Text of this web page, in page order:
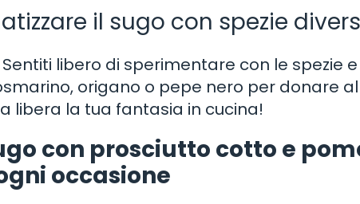
il sugo con spezie
libero di sperimentare con le spezie
origano o pepe nero per donare
libera la tua fantasia in cucina!
con prosciutto cotto e
occasione